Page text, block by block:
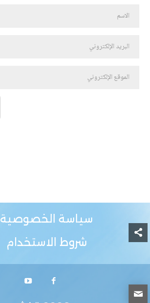
سياسة الخصوصية
شروط الاستخدام